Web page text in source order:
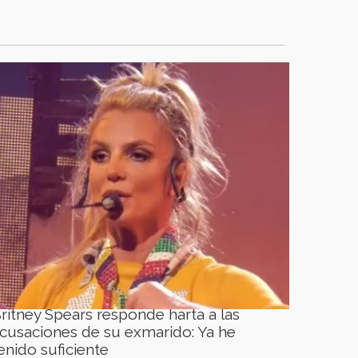
Spears responde harta a las
de su exmarido: Ya he
suficiente